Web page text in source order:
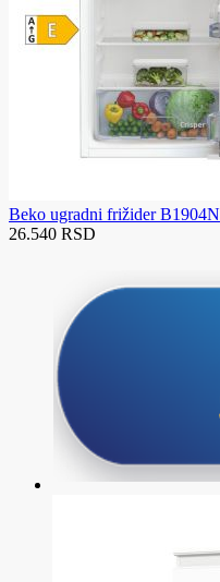
Beko ugradni frižider B1904N
26.540 RSD